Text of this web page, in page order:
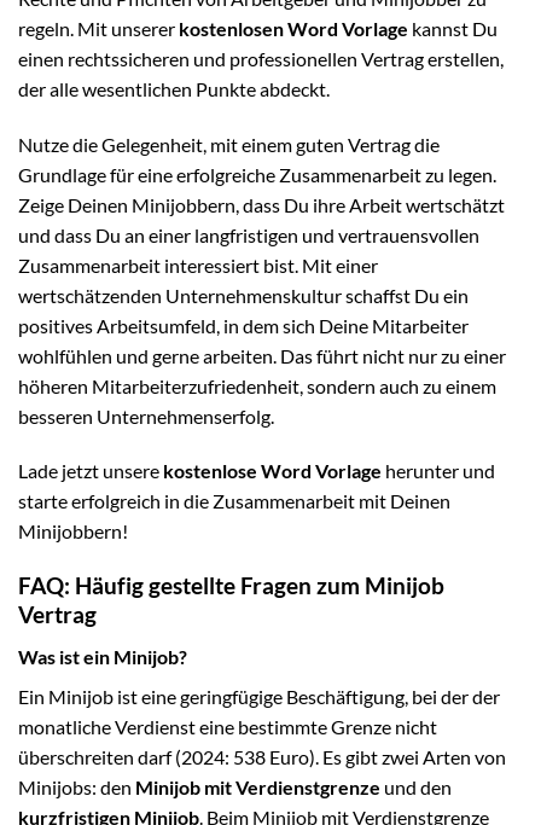
regeln. Mit unserer kostenlosen Word Vorlage kannst Du
einen rechtssicheren und professionellen Vertrag erstellen,
der alle wesentlichen Punkte abdeckt.
Nutze die Gelegenheit, mit einem guten Vertrag die
Grundlage für eine erfolgreiche Zusammenarbeit zu legen.
Zeige Deinen Minijobbern, dass Du ihre Arbeit wertschätzt
und dass Du an einer langfristigen und vertrauensvollen
Zusammenarbeit interessiert bist. Mit einer
wertschätzenden Unternehmenskultur schaffst Du ein
positives Arbeitsumfeld, in dem sich Deine Mitarbeiter
wohlfühlen und gerne arbeiten. Das führt nicht nur zu einer
höheren Mitarbeiterzufriedenheit, sondern auch zu einem
besseren Unternehmenserfolg.
Lade jetzt unsere kostenlose Word Vorlage herunter und
starte erfolgreich in die Zusammenarbeit mit Deinen
Minijobbern!
FAQ: Häufig gestellte Fragen zum Minijob
Vertrag
Was ist ein Minijob?
Ein Minijob ist eine geringfügige Beschäftigung, bei der der
monatliche Verdienst eine bestimmte Grenze nicht
überschreiten darf (2024: 538 Euro). Es gibt zwei Arten von
Minijobs: den Minijob mit Verdienstgrenze und den
kurzfristigen Minijob. Beim Minijob mit Verdienstgrenze